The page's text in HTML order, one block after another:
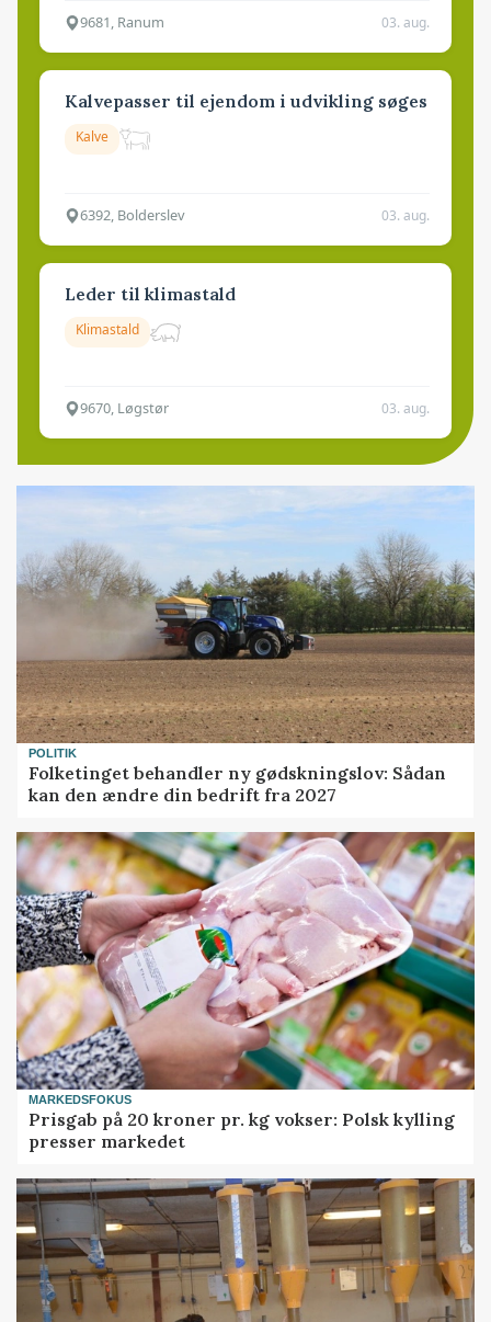
9681, Ranum 03. aug.
Kalvepasser til ejendom i udvikling søges
Kalve
6392, Bolderslev 03. aug.
Leder til klimastald
Klimastald
9670, Løgstør 03. aug.
POLITIK
Folketinget behandler ny gødskningslov: Sådan
kan den ændre din bedrift fra 2027
MARKEDSFOKUS
Prisgab på 20 kroner pr. kg vokser: Polsk kylling
presser markedet